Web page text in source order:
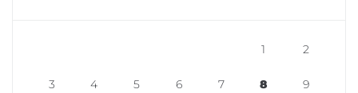
1 2
3 4 5 6 7 8 9